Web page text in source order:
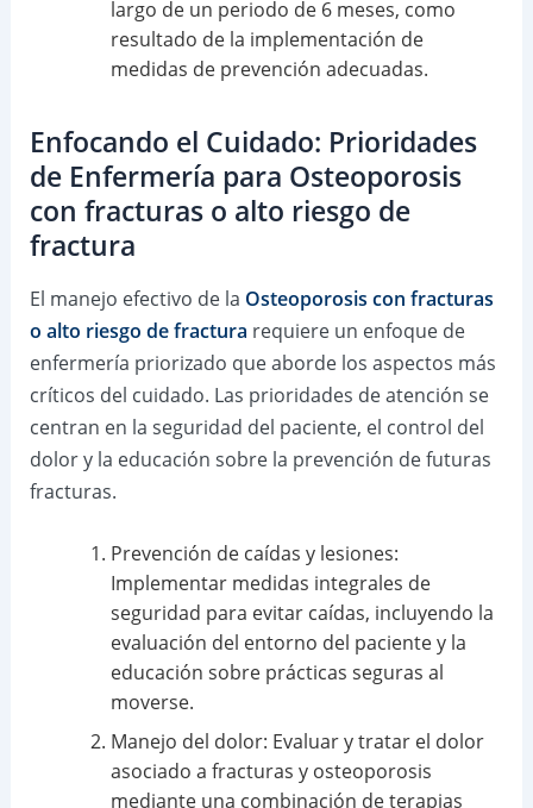
largo de un periodo de 6 meses, como
resultado de la implementación de
medidas de prevención adecuadas.
Enfocando el Cuidado: Prioridades
de Enfermería para Osteoporosis
con fracturas o alto riesgo de
fractura
El manejo efectivo de la Osteoporosis con fracturas
o alto riesgo de fractura requiere un enfoque de
enfermería priorizado que aborde los aspectos más
críticos del cuidado. Las prioridades de atención se
centran en la seguridad del paciente, el control del
dolor y la educación sobre la prevención de futuras
fracturas.
Prevención de caídas y lesiones:
Implementar medidas integrales de
seguridad para evitar caídas, incluyendo la
evaluación del entorno del paciente y la
educación sobre prácticas seguras al
moverse.
Manejo del dolor: Evaluar y tratar el dolor
asociado a fracturas y osteoporosis
mediante una combinación de terapias